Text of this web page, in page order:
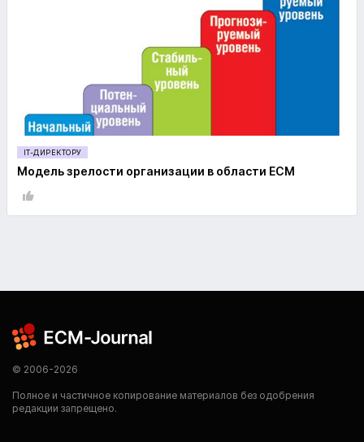
IT-ДИРЕКТОРУ
Модель зрелости организации в области ECM
© 2006-2026
Полное и частичное копирование материалов без одобрения
редакции запрещено.